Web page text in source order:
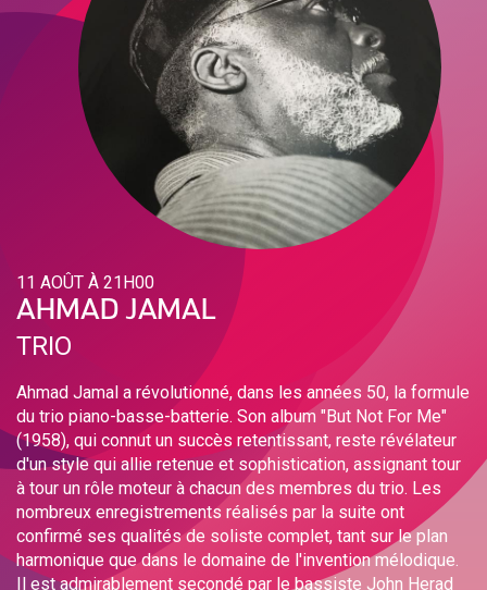
11 AOÛT À 21H00
AHMAD JAMAL
TRIO
Ahmad Jamal a révolutionné, dans les années 50, la formule
du trio piano-basse-batterie. Son album "But Not For Me"
(1958), qui connut un succès retentissant, reste révélateur
d'un style qui allie retenue et sophistication, assignant tour
à tour un rôle moteur à chacun des membres du trio. Les
nombreux enregistrements réalisés par la suite ont
confirmé ses qualités de soliste complet, tant sur le plan
harmonique que dans le domaine de l'invention mélodique.
Il est admirablement secondé par le bassiste John Herad